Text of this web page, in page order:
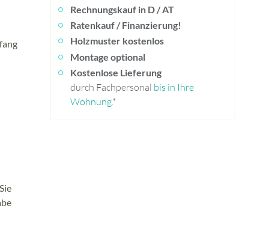
Rechnungskauf in D / AT
Ratenkauf / Finanzierung!
Holzmuster kostenlos
Montage optional
Kostenlose Lieferung
durch Fachpersonal bis in Ihre
Wohnung.*